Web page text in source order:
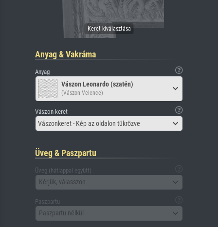
Anyag & Vakráma
Anyag
Vászon Leonardo (szatén)
(Vászon Velence)
Vászon keret
Vászonkeret - Kép az oldalon tükrözve
Üveg & Paszpartu
Üveg (hátlappal együtt)
Kérjük, válasszon
Paszpartu
Paszpartu nélkül